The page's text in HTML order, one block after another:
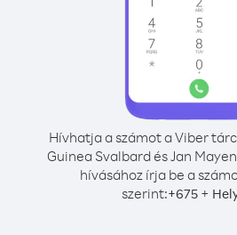
Hívhatja a számot a Viber
Guinea Svalbard és Jan
hívásához írja be a
szerint:+675+